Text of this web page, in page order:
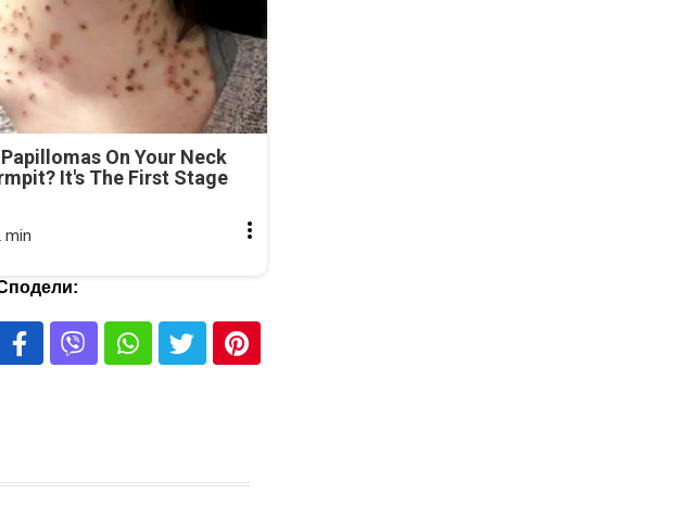
On Your Neck
It's The First Stage
min